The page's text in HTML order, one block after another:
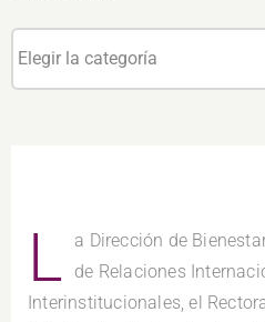
L
a Dirección de
de Relaciones
Interinstitucionales, el